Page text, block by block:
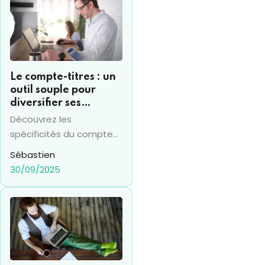
finale que beaucoup
oublient de réévaluer.
Le compte-titres : un
outil souple pour
diversifier ses
investissements
financiers
Découvrez les
spécificités du compte
titres en 2025 et sa
différence avec le PEA,
Sébastien
30/09/2025